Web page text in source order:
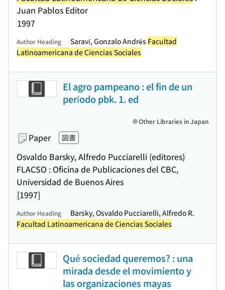
Juan Pablos Editor
1997
Author Heading Saraví, Gonzalo Andrés Facultad
Latinoamericana de Ciencias Sociales
El agro pampeano : el fin de un
período pbk. 1. ed
Paper 図書
Osvaldo Barsky, Alfredo Pucciarelli (editores)
FLACSO : Oficina de Publicaciones del CBC,
Universidad de Buenos Aires
[1997]
Other Libraries in Japan
Author Heading
Barsky, Osvaldo Pucciarelli, Alfredo R.
Facultad Latinoamericana de Ciencias Sociales
Qué sociedad queremos? : una
mirada desde el movimiento y
las organizaciones mayas